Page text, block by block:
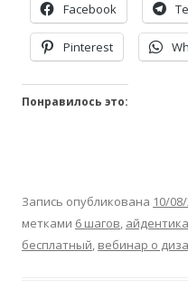
Facebook
Pinterest
Понравилось это:
Запись опубликована 10/
метками 6 шагов,
бесплатный, вебинар о